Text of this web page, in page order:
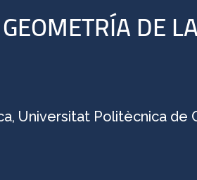
DE
Universitat Politècnica de